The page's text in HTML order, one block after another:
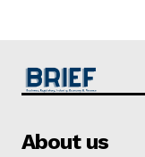
About us